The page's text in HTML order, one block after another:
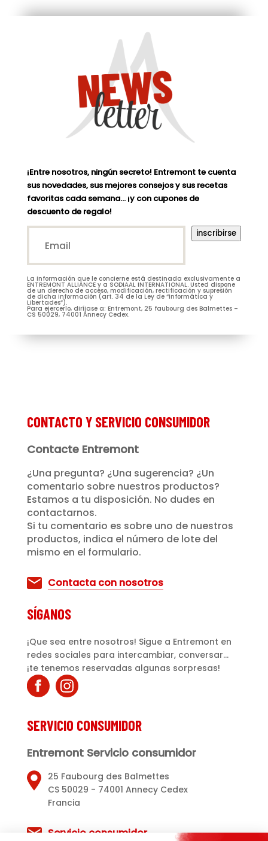
¡Entre nosotros, ningún secreto! Entremont te cuenta
sus novedades, sus mejores consejos y sus recetas
favoritas cada semana… ¡y con cupones de
descuento de regalo!
Email*
(Nécessaire)
M. Mme
Prénom
Entremont*
inscribirse
La información que le concierne está destinada exclusivamente a
ENTREMONT ALLIANCE y a SODIAAL INTERNATIONAL. Usted dispone
de un derecho de acceso, modificación, rectificación y supresión
de dicha información (art. 34 de la Ley de “Informática y
Libertades”).
Para ejercerlo, diríjase a: Entremont, 25 faubourg des Balmettes –
CS 50029, 74001 Annecy Cedex.
CONTACTO Y SERVICIO CONSUMIDOR
Contacte Entremont
¿Una pregunta? ¿Una sugerencia? ¿Un
comentario sobre nuestros productos?
Estamos a tu disposición. No dudes en
contactarnos.
Si tu comentario es sobre uno de nuestros
productos, indica el número de lote del
mismo en el formulario.
Contacta con nosotros
SÍGANOS
¡Que sea entre nosotros! Sigue a Entremont en
redes sociales para intercambiar, conversar...
¡te tenemos reservadas algunas sorpresas!
SERVICIO CONSUMIDOR
Entremont Servicio consumidor
25 Faubourg des Balmettes
CS 50029 - 74001 Annecy Cedex
Francia
Servicio consumidor